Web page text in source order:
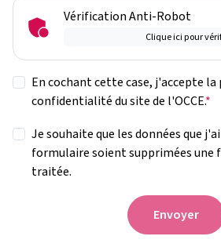
Vérification Anti-Robot
Clique ici pour
En cochant cette case, j'accepte
confidentialité du site de l'OCCE.
Je souhaite que les données que
formulaire soient supprimées une
traitée.